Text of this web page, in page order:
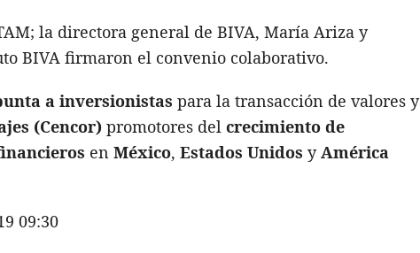
la directora general de BIVA, María Ariza y
BIVA firmaron el convenio colaborativo.
a inversionistas para la transacción de valores y
(Cencor) promotores del crecimiento de
en México, Estados Unidos yAmérica
09:30